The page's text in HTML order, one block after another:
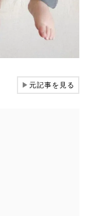
▶元記事を見る